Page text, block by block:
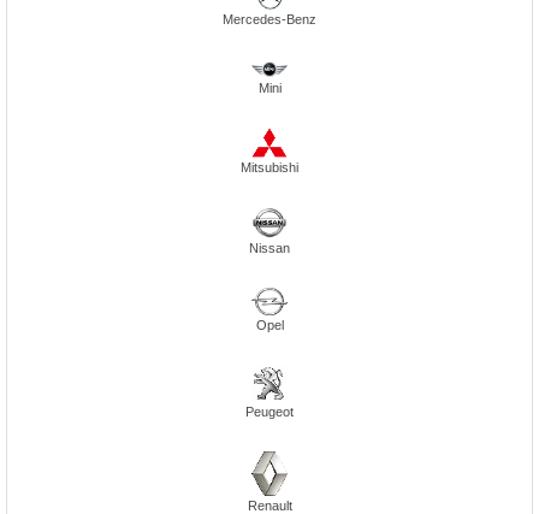
Mercedes-Benz
Mini
Mitsubishi
Nissan
Opel
Peugeot
Renault